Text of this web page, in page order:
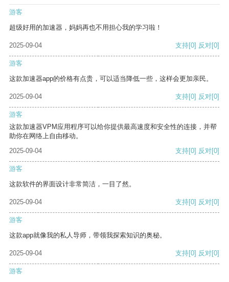
游客
超级好用的加速器，妈妈再也不用担心我的学习啦！
2025-09-04 支持[0] 反对[0]
游客
这款加速器app的价格有点贵，可以适当降低一些，这样会更加亲民。
2025-09-04 支持[0] 反对[0]
游客
这款加速器VPM应用程序可以给你提供最高速度和安全性的连接，并帮
助你在网络上自由移动。
2025-09-04
支持[0] 反对[0]
游客
这款软件的界面设计非常简洁，一目了然。
2025-09-04 支持[0] 反对[0]
游客
这款app就像我的私人导师，带领我探索知识的奥秘。
2025-09-04 支持[0] 反对[0]
游客